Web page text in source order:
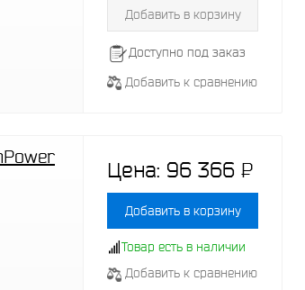
Добавить в корзину
Доступно под заказ
Добавить к сравнению
Цена: 96 366 P
-
Добавить в корзину
Товар есть в наличии
Добавить к сравнению